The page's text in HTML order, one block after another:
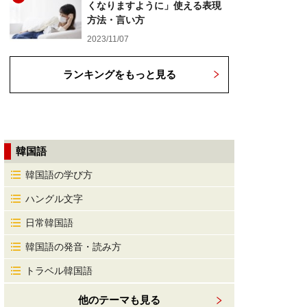
くなりますように」使える表現
方法・言い方
2023/11/07
ランキングをもっと見る
韓国語
韓国語の学び方
ハングル文字
日常韓国語
韓国語の発音・読み方
トラベル韓国語
他のテーマも見る